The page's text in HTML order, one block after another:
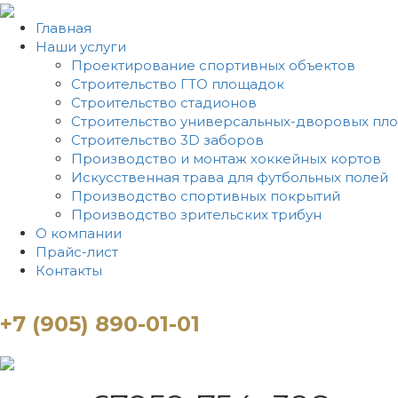
Главная
Наши услуги
Проектирование спортивных объектов
Строительство ГТО площадок
Строительство стадионов
Строительство универсальных-дворовых
Строительство 3D заборов
Производство и монтаж хоккейных кортов
Искусственная трава для футбольных полей
Производство спортивных покрытий
Производство зрительских трибун
О компании
Прайс-лист
Контакты
+7 (905) 890-01-01